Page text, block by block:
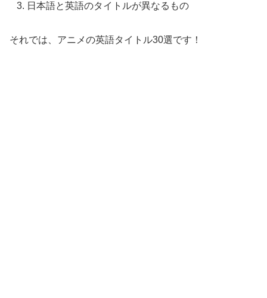
日本語と英語のタイトルが異なるもの
それでは、アニメの英語タイトル30選です！